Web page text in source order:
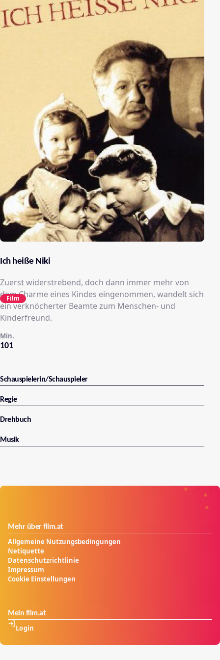
Ich heiße Niki
Zuerst widerstrebend, doch dann immer mehr von
dem Charme eines Kindes eingenommen, wandelt sich
ein verknöcherter Beamte zum Menschen- und
Kinderfreund.
101
Min.
Film
Schauspielerin/Schauspieler
Regie
Drehbuch
Musik
Mehr über film.at
Allgemeine Nutzungsbedingungen
Netiquette
Datenschutzrichtlinie
Impressum
Cookie Einstellungen
Mein film.at
Login